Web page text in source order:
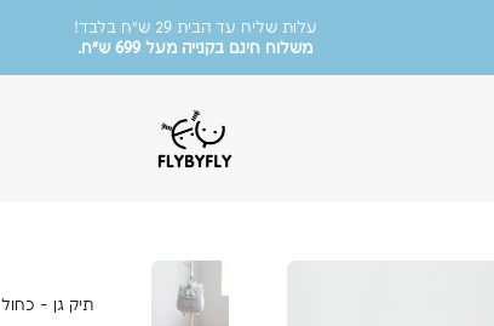
אנו משתמשים בקבצי קוקיז לשיפור חווית הגלישה.
המשך שימוש באתר מהווה הסכמה לתנאים בהתאם למדיניות
מוזמנות להציץ בקטגוריית הסייל שלנו!
FlyByFly
תיק גן - כחול